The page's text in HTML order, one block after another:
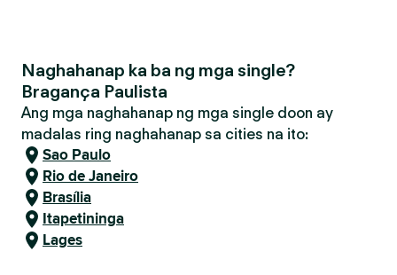
Naghahanap ka ba ng mga single?
Bragança Paulista
Ang mga naghahanap ng mga single doon ay
madalas ring naghahanap sa cities na ito:
Sao Paulo
Rio de Janeiro
Brasília
Itapetininga
Lages